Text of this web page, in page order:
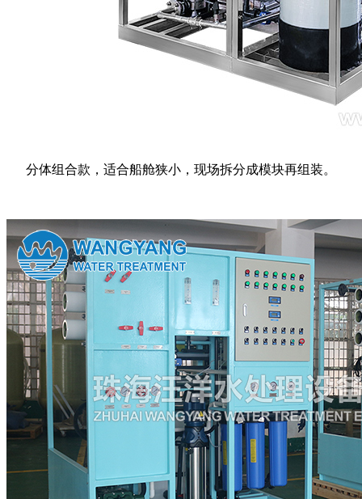
分体组合款，适合船舱狭小，现场拆分成模块再组装。